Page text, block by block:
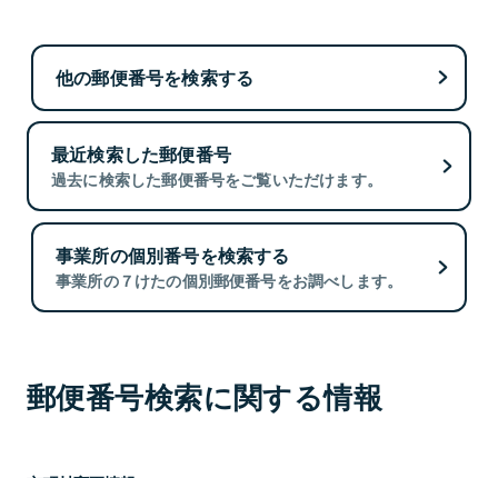
他の郵便番号を検索する
最近検索した郵便番号
過去に検索した郵便番号をご覧いただけます。
事業所の個別番号を検索する
事業所の７けたの個別郵便番号をお調べします。
郵便番号検索に関する情報